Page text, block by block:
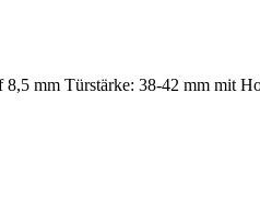
mm Türstärke: 38-42 mm mit